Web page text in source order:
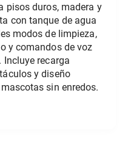
pisos duros, madera y
con tanque de agua
modos de limpieza,
y comandos de voz
Incluye recarga
y diseño